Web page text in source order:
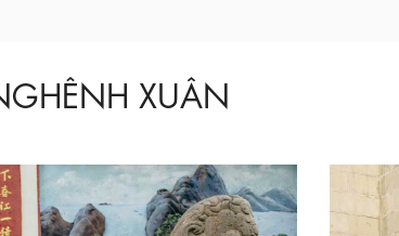
XUÂN